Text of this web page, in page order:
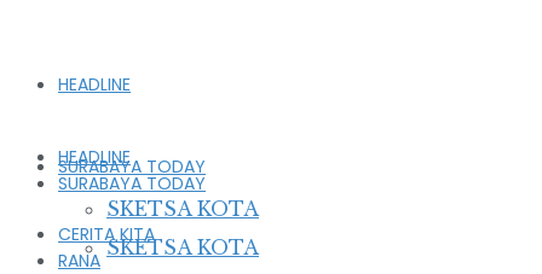
HEADLINE
SURABAYA TODAY
SKETSA KOTA
HEADLINE
SURABAYA TODAY
SKETSA KOTA
CERITA KITA
RANA